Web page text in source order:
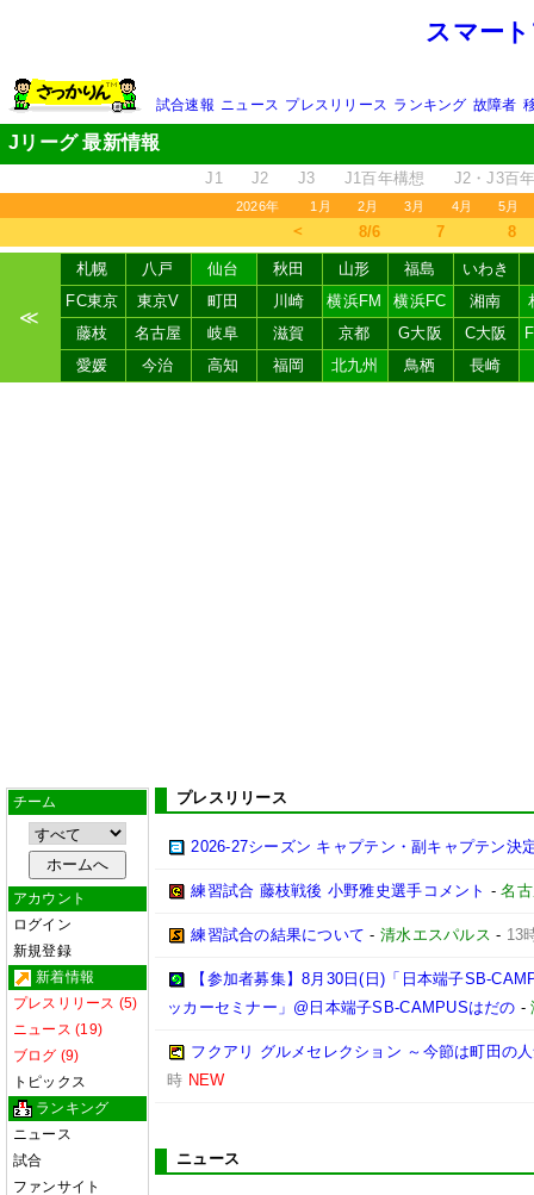
スマー
試合速報 ニュース プレスリリース ランキング 故障者
Jリーグ 最新情報
J1 J2 J3 J1百年構想 J2・J3百
2026年 1月 2月 3月 4月 5月
＜ 8/6 7 8
≪
札幌 八戸 仙台 秋田 山形 福島
いわき
FC東京
東京V 町田 川崎 横浜FM 横浜FC 湘南
藤枝
名古屋 岐阜 滋賀 京都 G大阪 C大阪
愛媛
今治 高知 福岡 北九州 鳥栖 長崎
チーム
アカウント
ログイン
新規登録
新着情報
プレスリリース (5)
ニュース (19)
ブログ (9)
トピックス
ランキング
ニュース
試合
ファンサイト
プレスリリース
2026-27シーズン キャプテン・副キャプテン決
練習試合 藤枝戦後 小野雅史選手コメント -名
練習試合の結果について -清水エスパルス - 13
【参加者募集】8月30日(日)「日本端子SB-
ッカーセミナー」@日本端子SB-CAMPUSはだの -
フクアリ グルメセレクション ～今節は町田の
時 NEW
ニュース